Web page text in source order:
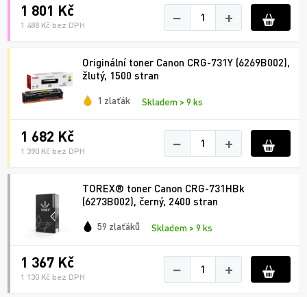
1 801 Kč
1 488 Kč bez DPH − +
Originální toner Canon CRG-731Y (6269B002),
žlutý, 1500 stran
1 zlaťák Skladem > 9 ks
1 682 Kč
1 390 Kč bez DPH − +
TOREX® toner Canon CRG-731HBk
(6273B002), černý, 2400 stran
59 zlaťáků Skladem > 9 ks
1 367 Kč
1 130 Kč bez DPH − +